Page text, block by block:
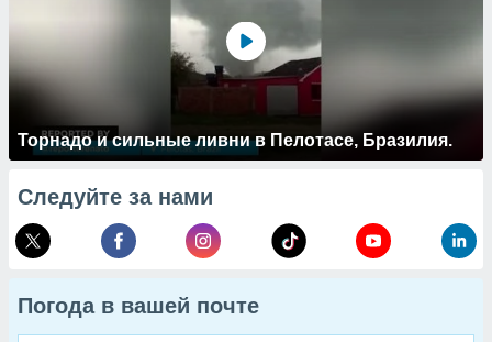
Торнадо и сильные ливни в Пелотасе, Бразилия.
Следуйте за нами
Погода в вашей почте